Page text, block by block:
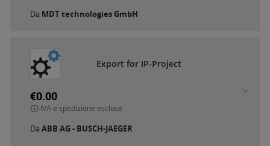
Da MDT technologies GmbH
Export for IP-Project
€0.00
IVA e spedizione escluse
Da ABB AG - BUSCH-JAEGER